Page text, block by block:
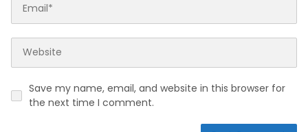
Save my name, email, and website in this browser for
the next time I comment.